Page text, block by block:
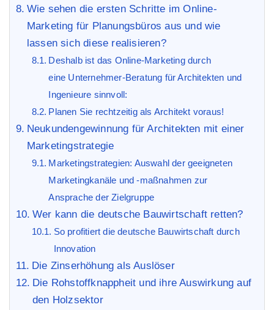
Wie sehen die ersten Schritte im Online-
Marketing für Planungsbüros aus und wie
lassen sich diese realisieren?
Deshalb ist das Online-Marketing durch
eine Unternehmer-Beratung für Architekten und
Ingenieure sinnvoll:
Planen Sie rechtzeitig als Architekt voraus!
Neukundengewinnung für Architekten mit einer
Marketingstrategie
Marketingstrategien: Auswahl der geeigneten
Marketingkanäle und -maßnahmen zur
Ansprache der Zielgruppe
Wer kann die deutsche Bauwirtschaft retten?
So profitiert die deutsche Bauwirtschaft durch
Innovation
Die Zinserhöhung als Auslöser
Die Rohstoffknappheit und ihre Auswirkung auf
den Holzsektor